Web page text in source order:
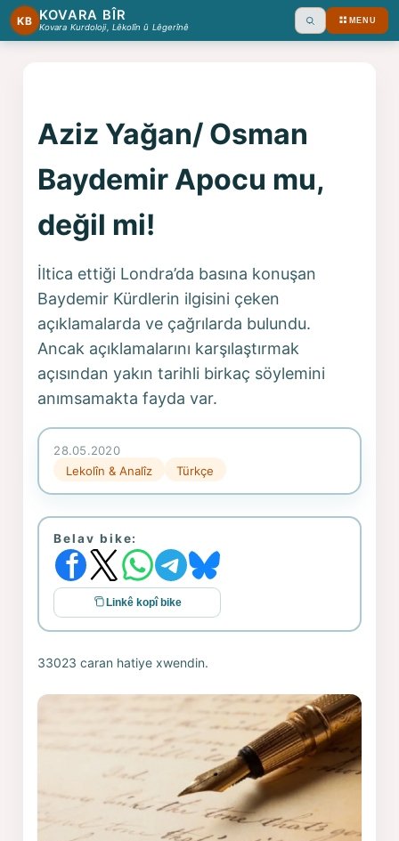
KB KOVARA BÎR
Kovara Kurdoloji, Lêkolîn û Lêgerînê Ara MENU
Aziz Yağan/ Osman
Baydemir Apocu mu,
değil mi!
İltica ettiği Londra’da basına konuşan
Baydemir Kürdlerin ilgisini çeken
açıklamalarda ve çağrılarda bulundu.
Ancak açıklamalarını karşılaştırmak
açısından yakın tarihli birkaç söylemini
anımsamakta fayda var.
28.05.2020
Lekolîn & Analîz
Türkçe
Belav bike:
Linkê kopî bike
33023 caran hatiye xwendin.